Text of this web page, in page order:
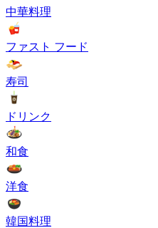
中華料理
ファスト フード
寿司
ドリンク
和食
洋食
韓国料理